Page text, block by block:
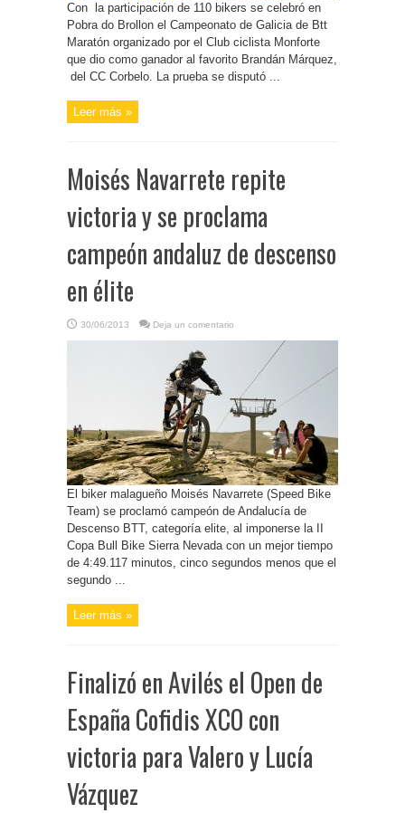
Con la participación de 110 bikers se celebró en
Pobra do Brollon el Campeonato de Galicia de Btt
Maratón organizado por el Club ciclista Monforte
que dio como ganador al favorito Brandán Márquez,
del CC Corbelo. La prueba se disputó ...
Leer más »
Moisés Navarrete repite
victoria y se proclama
campeón andaluz de descenso
en élite
30/06/2013 Deja un comentario
El biker malagueño Moisés Navarrete (Speed Bike
Team) se proclamó campeón de Andalucía de
Descenso BTT, categoría elite, al imponerse la II
Copa Bull Bike Sierra Nevada con un mejor tiempo
de 4:49.117 minutos, cinco segundos menos que el
segundo ...
Leer más »
Finalizó en Avilés el Open de
España Cofidis XCO con
victoria para Valero y Lucía
Vázquez